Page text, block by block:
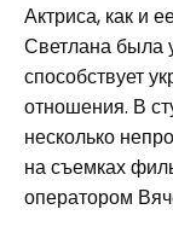
Актриса, как и
Светлана была
способствует
отношения. В
несколько
на съемках
оператором